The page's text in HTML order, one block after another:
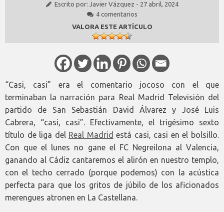
Escrito por: Javier Vázquez - 27 abril, 2024
4 comentarios
VALORA ESTE ARTÍCULO
“Casi, casi” era el comentario jocoso con el que
terminaban la narración para Real Madrid Televisión del
partido de San Sebastián David Álvarez y José Luis
Cabrera, “casi, casi”. Efectivamente, el trigésimo sexto
título de liga del Real Madrid está casi, casi en el bolsillo.
Con que el lunes no gane el FC Negreilona al Valencia,
ganando al Cádiz cantaremos el alirón en nuestro templo,
con el techo cerrado (porque podemos) con la acústica
perfecta para que los gritos de júbilo de los aficionados
merengues atronen en La Castellana.